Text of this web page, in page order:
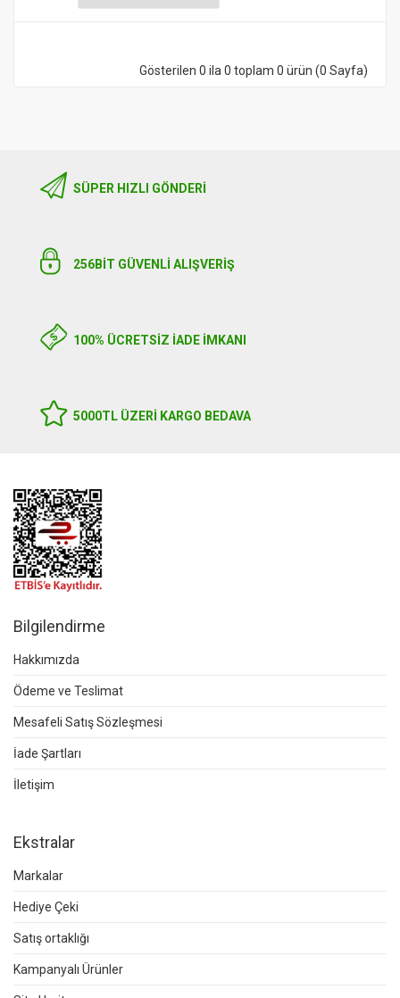
Gösterilen 0 ila 0 toplam 0 ürün (0 Sayfa)
SÜPER HIZLI GÖNDERI
256BIT GÜVENLİ ALIŞVERİŞ
100% ÜCRETSİZ İADE İMKANI
5000TL ÜZERI KARGO BEDAVA
Bilgilendirme
Hakkımızda
Ödeme ve Teslimat
Mesafeli Satış Sözleşmesi
İade Şartları
İletişim
Ekstralar
Markalar
Hediye Çeki
Satış ortaklığı
Kampanyalı Ürünler